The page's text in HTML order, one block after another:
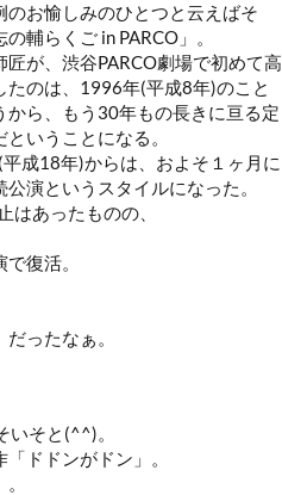
のお愉しみのひとつと云えばそ
の輔らくご in PARCO」。
匠が、渋谷PARCO劇場で初めて高
たのは、1996年(平成8年)のこと
から、もう30年もの長きに亘る定
ということになる。
成18年)からは、およそ１ヶ月に
公演というスタイルになった。
はあったものの、
復活。
ったなぁ。
いそと(^^)。
ドドンがドン」。